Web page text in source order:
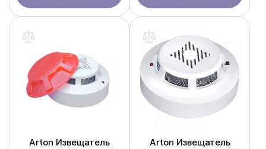
Arton Извещатель
Arton Извещатель